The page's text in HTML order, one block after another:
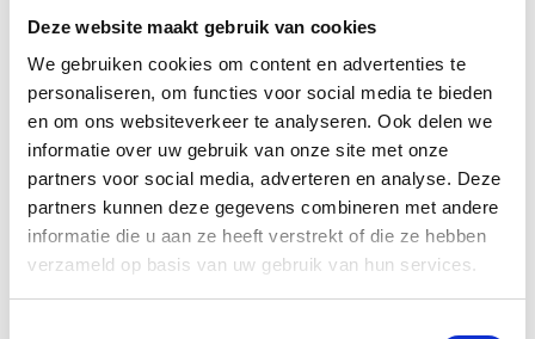
Deze website maakt gebruik van cookies
We gebruiken cookies om content en advertenties te
personaliseren, om functies voor social media te bieden
en om ons websiteverkeer te analyseren. Ook delen we
informatie over uw gebruik van onze site met onze
partners voor social media, adverteren en analyse. Deze
partners kunnen deze gegevens combineren met andere
informatie die u aan ze heeft verstrekt of die ze hebben
verzameld op basis van uw gebruik van hun services.
Gerelateerde
producten